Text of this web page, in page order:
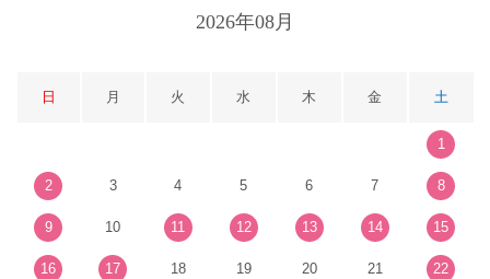
2026年08月
日 月 火 水 木 金 土
1
2 3 4 5 6 7 8
9 10 11 12 13 14 15
16 17 18 19 20 21 22